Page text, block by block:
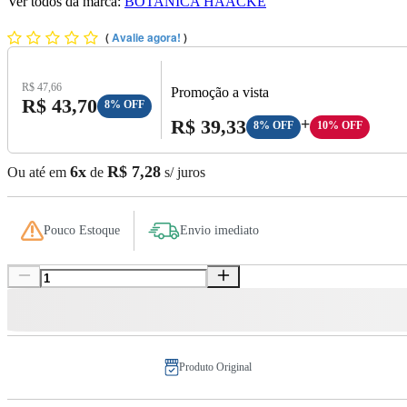
(Avalie agora! )
Preço Original:
R$ 47,66
Preço com Desconto:
R$ 43,70 8% OFF
Promoção a vista
Preço A Vista:
R$ 39,33 8% OFF + 10% OFF
Ou até em 6x de R$ 7,28 s/ juros
Pouco Estoque Envio imediato
Produto Original